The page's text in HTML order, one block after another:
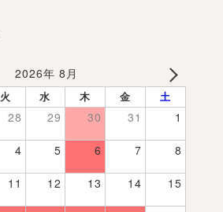
2026年 8月
火 水 木 金 土
28 29 30 31 1
4 5 6 7 8
11 12 13 14 15